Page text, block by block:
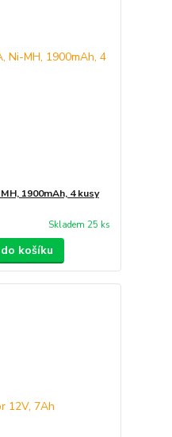
1900mAh, 4 kusy
Skladem 25 ks
košíku